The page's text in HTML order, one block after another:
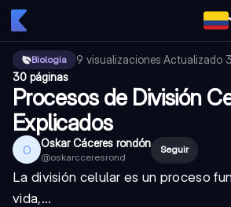
Biologia 9 visualizaciones·Actualizado
30 páginas
Procesos de División
Explicados
O Oskar Cáceres rondón
@oskarcceresrond
Seguir
La división celular es un proceso
vida,...